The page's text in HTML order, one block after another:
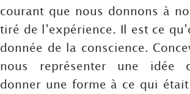
courant que nous donnons à
tiré de l’expérience. Il est ce
donnée de la conscience.
nous représenter une idée
donner une forme à ce qui